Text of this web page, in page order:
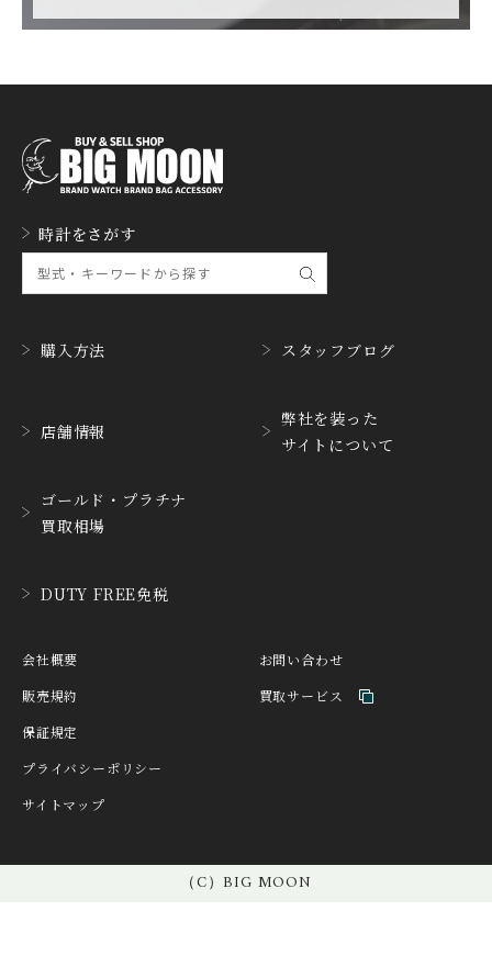
CARL F. BUCHERER
カール F. ブヘラ
CARTIER
カルティエ
CASIO CEDRIC JOHNER
CHANEL
シャネル
クリストファー・ウォー
ド
CHRONOSWISS CITIZEN
CUERVOY SOBRINOS CVSTOS
CYRUS CZAPEK
チャペック
D. DORNBLÜTH&SOH
N
D.ドルンブルート＆ゾー
DANIEL ROTH
ダニエル・ロート
DUBEY&SCHALDENBR
AND E.C.W
ー・ウォッチ
エベラール
ETERNA
ファーブル・ルーバ
FORTIS
時計をさがす
購入方法
店舗情報
ゴールド・プラチナ
買取相場
DUTY FREE免税
スタッフブログ
弊社を装った
サイトについて
会社概要
販売規約
保証規定
プライバシーポリシー
サイトマップ
お問い合わせ
買取サービス
（C）BIG MOON